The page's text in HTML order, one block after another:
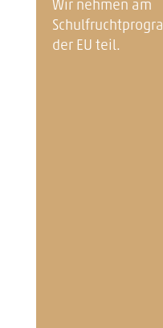
Wir nehmen am
der EU teil.